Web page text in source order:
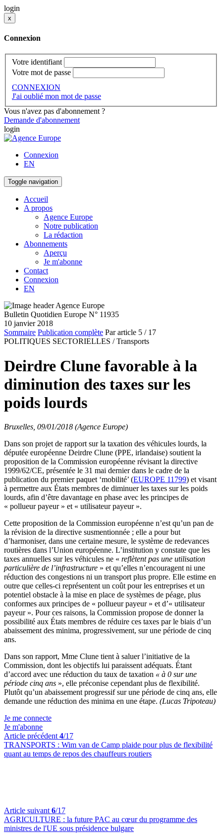
login
x
Connexion
Votre identifiant
Votre mot de passe
CONNEXION
J'ai oublié mon mot de passe
Vous n'avez pas d'abonnement ?
Demande d'abonnement
login
Connexion
EN
Toggle navigation
Accueil
A propos
Agence Europe
Notre publication
La rédaction
Abonnements
Aperçu
Je m'abonne
Contact
Connexion
EN
Bulletin Quotidien Europe N° 11935
10 janvier 2018
Sommaire Publication complète Par article 5 / 17
POLITIQUES SECTORIELLES / Transports
Deirdre Clune favorable à la
diminution des taxes sur les
poids lourds
Bruxelles, 09/01/2018 (Agence Europe)
Dans son projet de rapport sur la taxation des véhicules lourds, la
députée européenne Deirdre Clune (PPE, irlandaise) soutient la
proposition de la Commission européenne révisant la directive
1999/62/CE, présentée le 31 mai dernier dans le cadre de la
publication du premier paquet ‘mobilité’ (EUROPE 11799) et visant
à permettre aux États membres de diminuer les taxes sur les poids
lourds, afin d’être davantage en phase avec les principes de
« pollueur payeur » et « utilisateur payeur ».
Cette proposition de la Commission européenne n’est qu’un pan de
la révision de la directive susmentionnée ; elle a pour but
d’harmoniser, dans une certaine mesure, le système de redevances
routières dans l’Union européenne. L’institution y constate que les
taxes annuelles sur les véhicules ne « reflètent pas une utilisation
particulière de l’infrastructure » et qu’elles n’encouragent ni une
réduction des congestions ni un transport plus propre. Elle estime en
outre que celles-ci représentent un coût pour les entreprises et un
potentiel obstacle à la mise en place de systèmes de péage, plus
conformes aux principes de « pollueur payeur » et d’« utilisateur
payeur ». Pour ces raisons, la Commission propose de donner la
possibilité aux États membres de réduire ces taxes par le biais d’un
abaissement des minima, progressivement, sur une période de cinq
ans.
Dans son rapport, Mme Clune tient à saluer l’initiative de la
Commission, dont les objectifs lui paraissent adéquats. Étant
d’accord avec une réduction du taux de taxation « à 0 sur une
période cinq ans », elle préconise cependant plus de flexibilité.
Plutôt qu’un abaissement progressif sur une période de cinq ans, elle
demande une réduction des minima en une étape. (Lucas Tripoteau)
Je me connecte
Je m'abonne
Article précédent 4/17
TRANSPORTS : Wim van de Camp plaide pour plus de flexibilité
quant au temps de repos des chauffeurs routiers
Article suivant 6/17
AGRICULTURE : la future PAC au cœur du programme des
ministres de l'UE sous présidence bulgare